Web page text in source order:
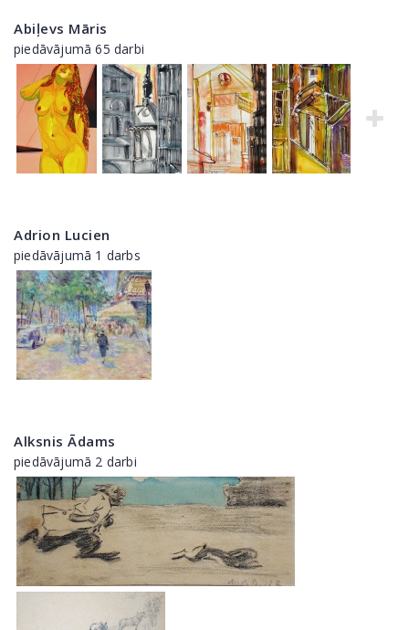
Abiļevs Māris
piedāvājumā 65 darbi
Adrion Lucien
piedāvājumā 1 darbs
Alksnis Ādams
piedāvājumā 2 darbi